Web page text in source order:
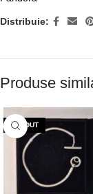
Distribuie:
Produse
VÂNDUT